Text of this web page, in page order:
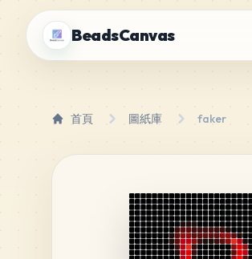
BeadsCanvas
首頁 圖紙庫 faker